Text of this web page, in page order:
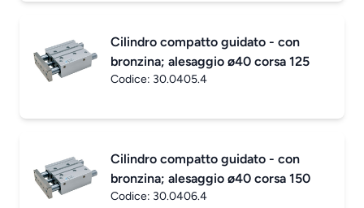
Cilindro compatto guidato - con
bronzina; alesaggio ø40 corsa 125
Codice: 30.0405.4
Cilindro compatto guidato - con
bronzina; alesaggio ø40 corsa 150
Codice: 30.0406.4